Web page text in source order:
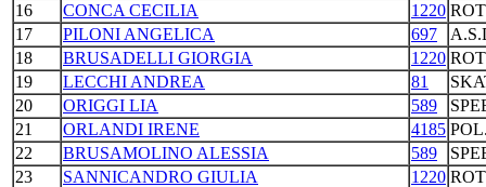
16
CONCA CECILIA 1220
17
PILONI ANGELICA 697
18
BRUSADELLI GIORGIA 1220
19
LECCHI ANDREA 81
20
ORIGGI LIA 589
21
ORLANDI IRENE 4185
22
BRUSAMOLINO ALESSIA 589
23
SANNICANDRO GIULIA 1220